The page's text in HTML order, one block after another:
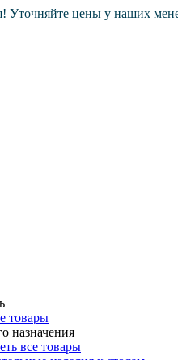
Уточняйте цены у наших
товары
назначения
все товары